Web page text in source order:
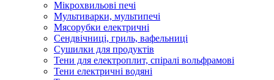
Мікрохвильові печі
Мультиварки, мультипечі
Мясорубки електричні
Сендвічниці, гриль, вафельниці
Сушилки для продуктів
Тени для електроплит, спіралі вольфрамові
Тени електричні водяні